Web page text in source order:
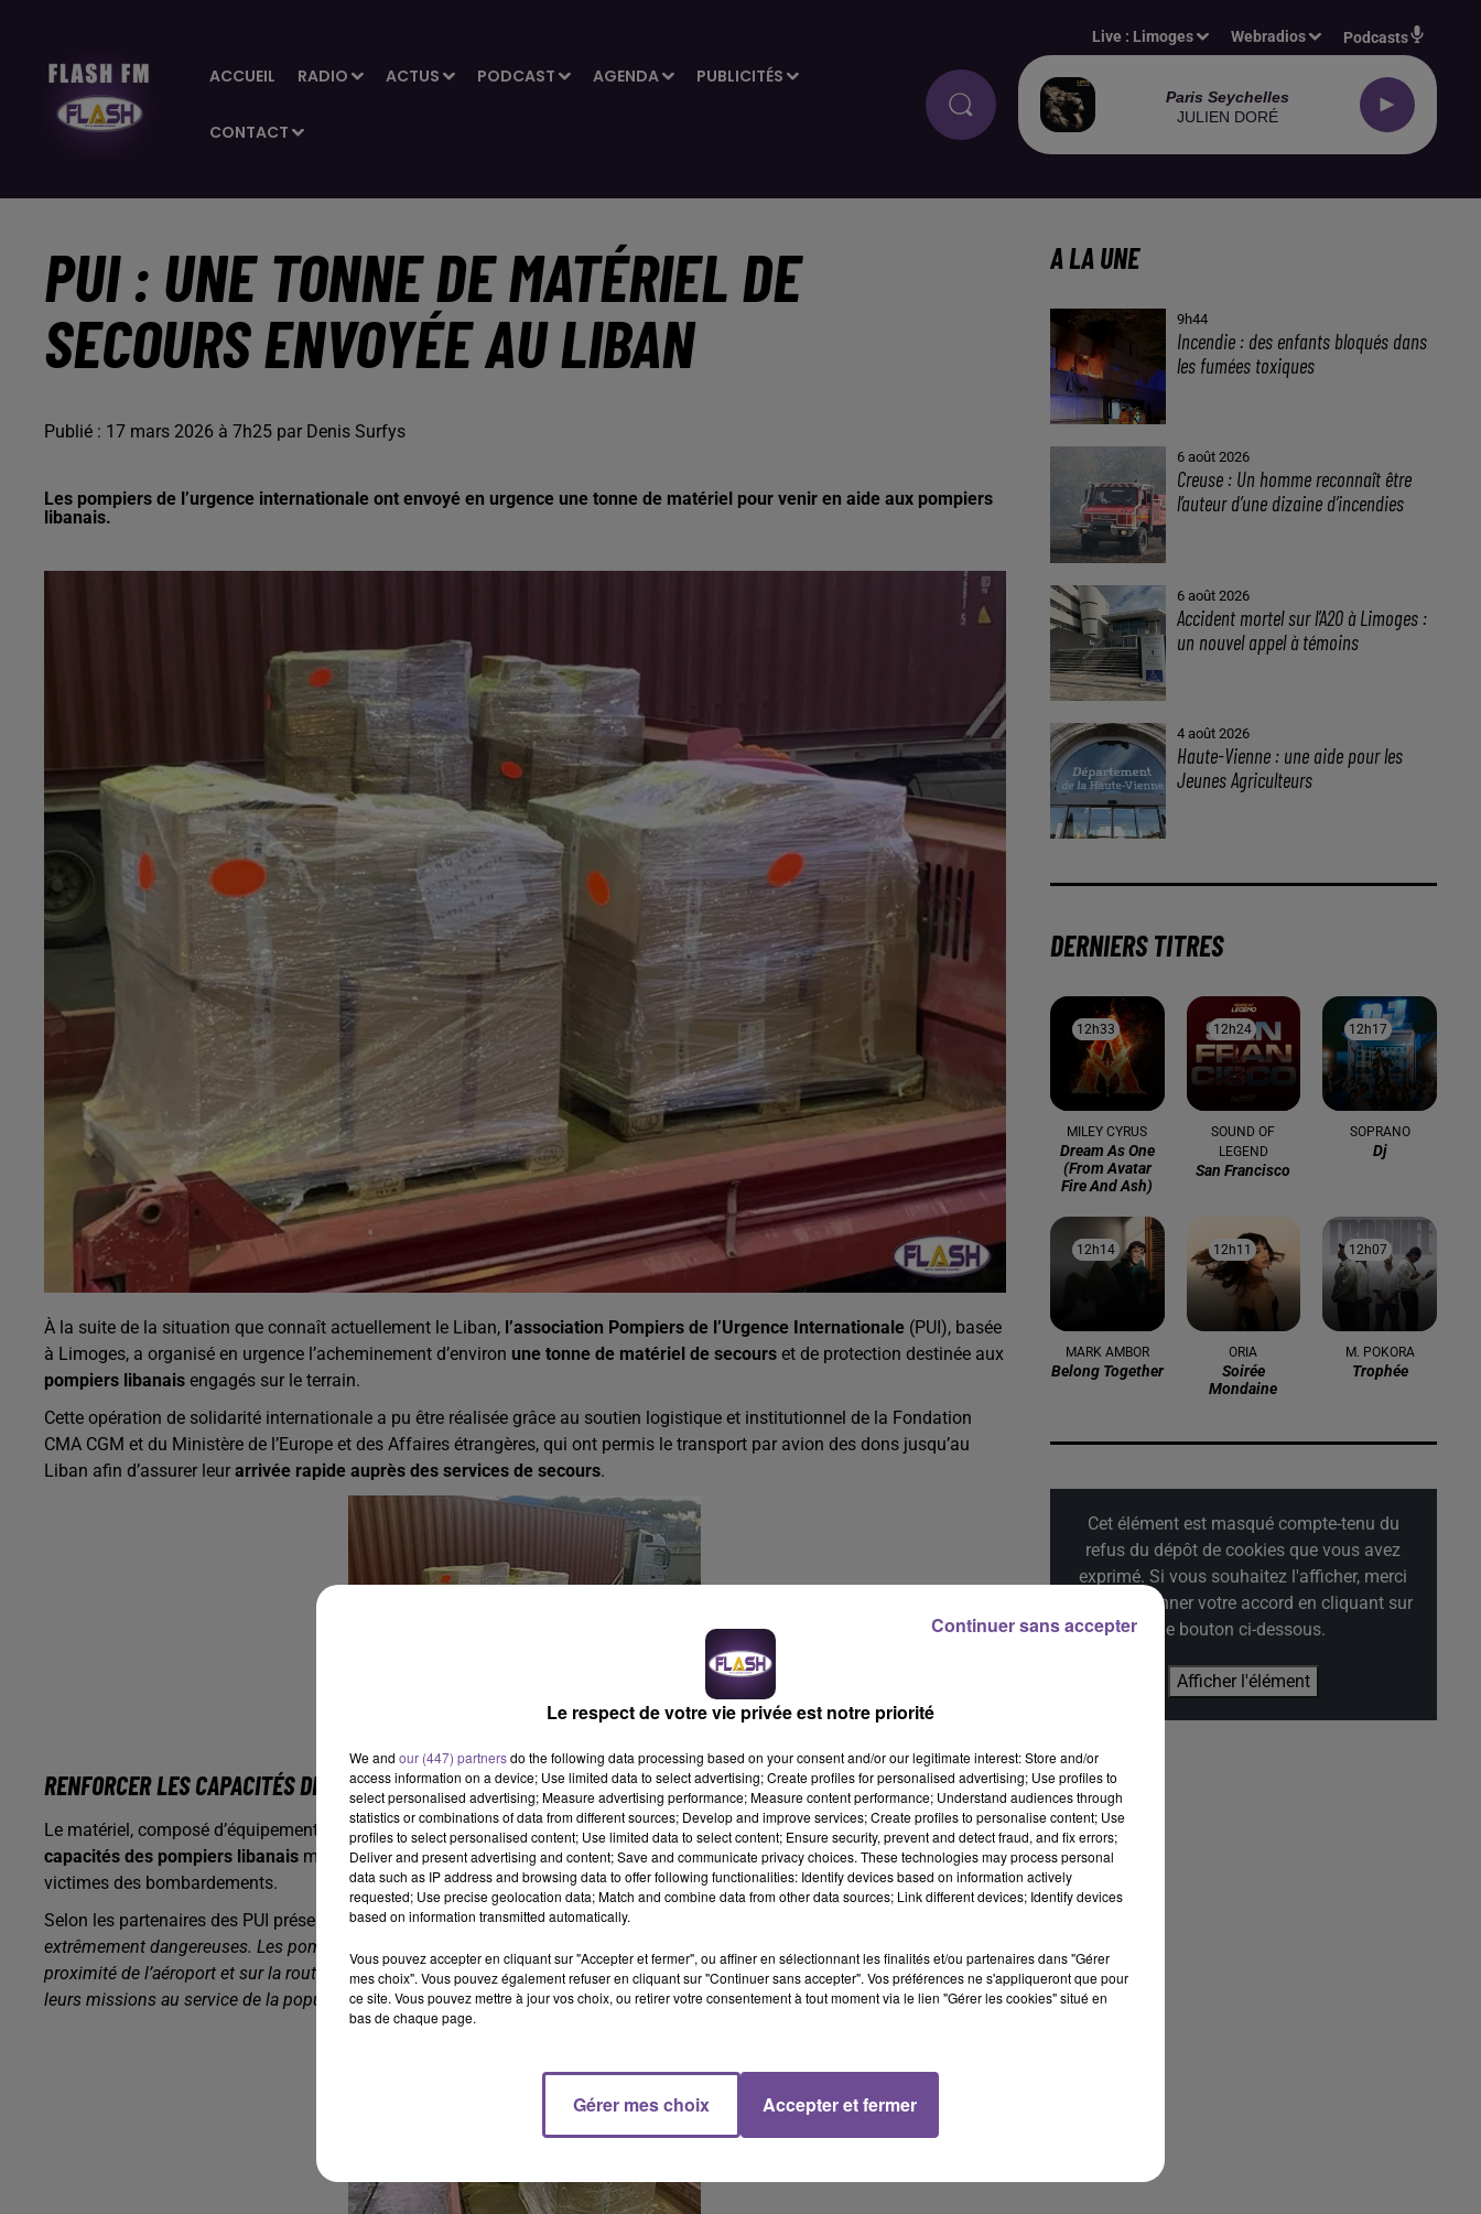
ACCUEIL RADIO ACTUS PODCAST AGENDA PUBLICITÉS
CONTACT
Live : Limoges Webradios Podcasts
Paris Seychelles
JULIEN DORÉ
PUI : UNE TONNE DE MATÉRIEL DE
SECOURS ENVOYÉE AU LIBAN
Publié : 17 mars 2026 à 7h25 par Denis Surfys
Les pompiers de l’urgence internationale ont envoyé en urgence une tonne de matériel pour venir en aide aux pompiers
libanais.
À la suite de la situation que connaît actuellement le Liban, l’association Pompiers de l’Urgence Internationale (PUI), basée
à Limoges, a organisé en urgence l’acheminement d’environ une tonne de matériel de secours et de protection destinée aux
pompiers libanais engagés sur le terrain.
Cette opération de solidarité internationale a pu être réalisée grâce au soutien logistique et institutionnel de la Fondation
CMA CGM et du Ministère de l’Europe et des Affaires étrangères, qui ont permis le transport par avion des dons jusqu’au
Liban afin d’assurer leur arrivée rapide auprès des services de secours.
RENFORCER LES CAPACITÉS DES POMPIERS LIBANAIS
Le matériel, composé d’équipements opérationnels indispensables aux interventions de secours, vise àrenforcer les
capacités des pompiers libanais mobilisés dans un contexte particulièrement difficile, notamment pour le secours aux
victimes des bombardements.
Selon les partenaires des PUI présents sur place"la récupération des palettes s’est déroulée dans des conditions
extrêmement dangereuses. Les pompiers libanais ont pu récupérer le matériel alors que des bombardements avaient lieu à
proximité de l’aéroport et sur la route d’accès, démontrant une nouvelle fois leur courage et leur détermination à poursuivre
leurs missions au service de la population".
A LA UNE
9h44
Incendie : des enfants bloqués dans
les fumées toxiques
6 août 2026
Creuse : Un homme reconnaît être
l’auteur d’une dizaine d’incendies
6 août 2026
Accident mortel sur l’A20 à Limoges :
un nouvel appel à témoins
4 août 2026
Haute-Vienne : une aide pour les
Jeunes Agriculteurs
DERNIERS TITRES
12h33
12h33
MILEY CYRUS
Dream As One
(from Avatar
Fire And Ash)
12h24
12h24
SOUND OF
LEGEND
San Francisco
12h17
12h17
SOPRANO
Dj
12h14
12h14
MARK AMBOR
Belong Together
12h11
12h11
ORIA
Soirée
Mondaine
12h07
12h07
M. POKORA
Trophée
Cet élément est masqué compte-tenu du
refus du dépôt de cookies que vous avez
exprimé. Si vous souhaitez l'afficher, merci
de nous donner votre accord en cliquant sur
le bouton ci-dessous.
Afficher l'élément
Le respect de votre vie privée est notre priorité
We and our (447) partnersdo the following data processing based on your consent and/or our legitimate interest: Store and/or
access information on a device; Use limited data to select advertising; Create profiles for personalised advertising; Use profiles to
select personalised advertising; Measure advertising performance; Measure content performance; Understand audiences through
statistics or combinations of data from different sources; Develop and improve services; Create profiles to personalise content; Use
profiles to select personalised content; Use limited data to select content; Ensure security, prevent and detect fraud, and fix errors;
Deliver and present advertising and content; Save and communicate privacy choices. These technologies may process personal
data such as IP address and browsing data to offer following functionalities: Identify devices based on information actively
requested; Use precise geolocation data; Match and combine data from other data sources; Link different devices; Identify devices
based on information transmitted automatically.
Vous pouvez accepter en cliquant sur "Accepter et fermer", ou affiner en sélectionnant les finalités et/ou partenaires dans "Gérer
mes choix". Vous pouvez également refuser en cliquant sur "Continuer sans accepter". Vos préférences ne s'appliqueront que pour
ce site. Vous pouvez mettre à jour vos choix, ou retirer votre consentement à tout moment via le lien "Gérer les cookies" situé en
bas de chaque page.
Gérer mes choix Accepter et fermer
Continuer sans accepter